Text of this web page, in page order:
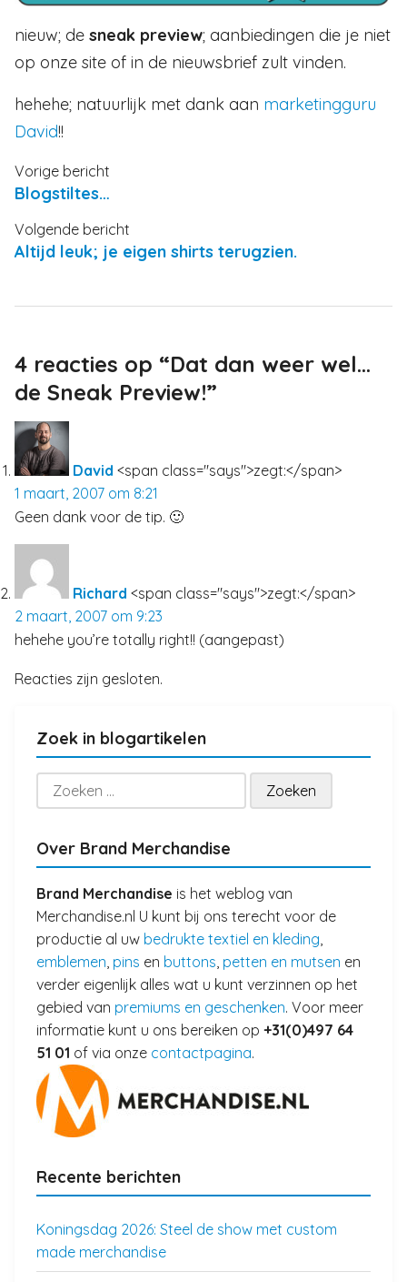
nieuw; de sneak preview; aanbiedingen die je niet
op onze site of in de nieuwsbrief zult vinden.
hehehe; natuurlijk met dank aan marketingguru
David!!
Vorige bericht
Blogstiltes…
Volgende bericht
Altijd leuk; je eigen shirts terugzien.
4 reacties op “Dat dan weer wel…
de Sneak Preview!”
David <span class="says">zegt:</span>
1 maart, 2007 om 8:21
Geen dank voor de tip. 🙂
Richard <span class="says">zegt:</span>
2 maart, 2007 om 9:23
hehehe you’re totally right!! (aangepast)
Reacties zijn gesloten.
Zoek in blogartikelen
Zoeken
naar:
Over Brand Merchandise
Brand Merchandise is het weblog van
Merchandise.nl U kunt bij ons terecht voor de
productie al uw bedrukte textiel en kleding,
emblemen, pins en buttons, petten en mutsen en
verder eigenlijk alles wat u kunt verzinnen op het
gebied van premiums en geschenken. Voor meer
informatie kunt u ons bereiken op +31(0)497 64
51 01 of via onze contactpagina.
Recente berichten
Koningsdag 2026: Steel de show met custom
made merchandise